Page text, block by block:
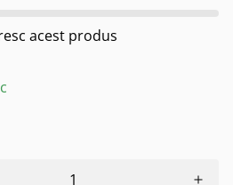
acest produs